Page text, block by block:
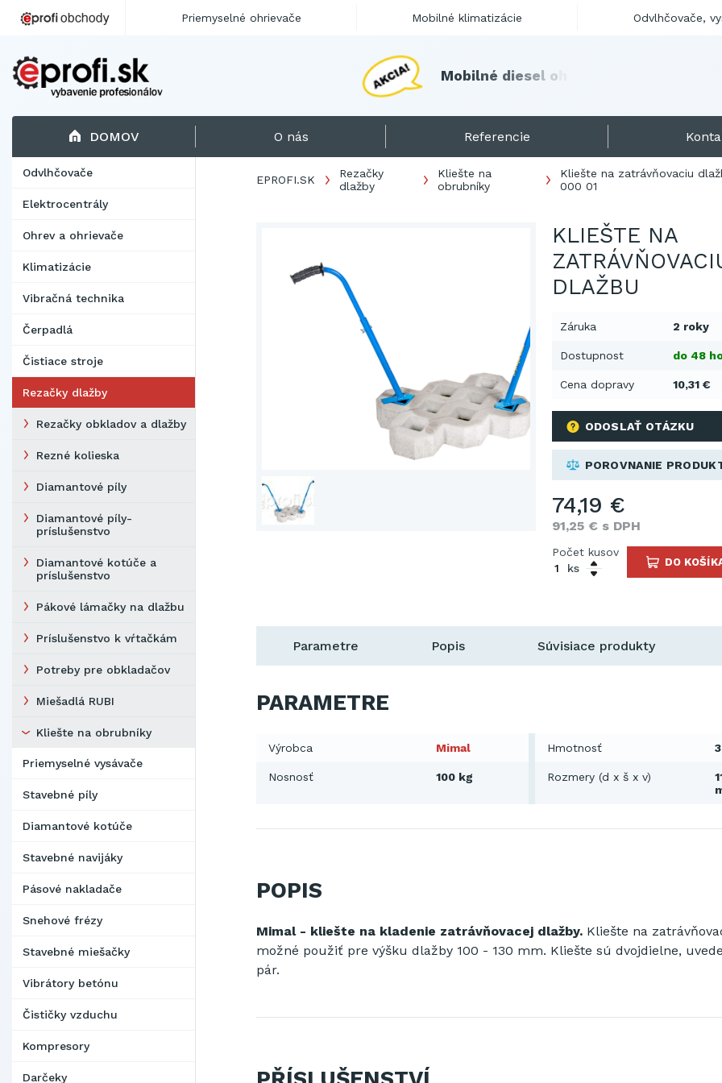
Mobilné diesel o
DOMOV O nás Referencie
Odvlhčovače
Elektrocentrály
Ohrev a ohrievače
Klimatizácie
Vibračná technika
Čerpadlá
Čistiace stroje
Rezačky dlažby
Rezačky obkladov a dlažby
Rezné kolieska
Diamantové píly
Diamantové píly-
príslušenstvo
Diamantové kotúče a
príslušenstvo
Pákové lámačky na dlažbu
Príslušenstvo k vŕtačkám
Potreby pre obkladačov
Miešadlá RUBI
Kliešte na obrubníky
Priemyselné vysávače
Stavebné píly
Diamantové kotúče
Stavebné navijáky
Pásové nakladače
Snehové frézy
Stavebné miešačky
Vibrátory betónu
Čističky vzduchu
Kompresory
Darčeky
EPROFI.SK
Rezačky
dlažby
Kliešte na
obrubníky
Kliešte na zatrávňovaciu
000 01
KLIEŠTE NA
DLAŽBU
Záruka 2 roky
Dostupnost do 48
Cena dopravy 10,31 €
ODOSLAŤ OTÁZKU
POROVNANIE
74,19 €
91,25 € s DPH
Počet kusov
ks
DO
Parametre Popis Súvisiace produkty
PARAMETRE
Výrobca Mimal Hmotnosť
Nosnosť 100 kg Rozmery (d x š x v)
POPIS
Mimal - kliešte na kladenie zatrávňovacej dlažby. Kliešte na
možné použiť pre výšku dlažby 100 - 130 mm. Kliešte sú dvojdielne,
pár.
Priemyselné ohrievače Mobilné klimatizácie Odvlhčovače,